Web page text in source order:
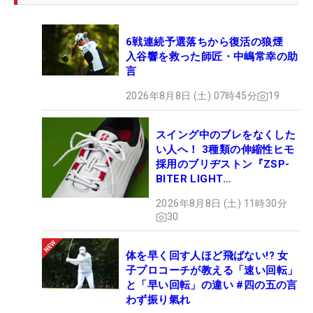
6戦連続予選落ちから復活の狼煙
入谷響を救った師匠・中嶋常幸の助
言
2026年8月8日 (土) 07時45分 19
スイング中のブレをなくした
い人へ！ 3種類の伸縮性ヒモ
採用のブリヂストン『ZSP-
BITER LIGHT
ュー
2026年8月8日 (土) 11時30分
30
体を早く回す人ほど飛ばない!? 女
子プロコーチが教える「速い回転」
と「早い回転」の違い #四の五の言
わず振り氣れ